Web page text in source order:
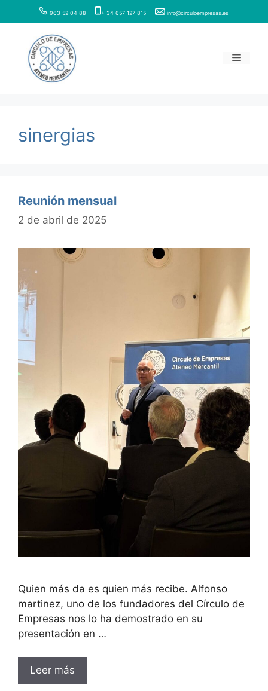
al
contenido
963 52 04 88 + 34 657 127 815 info@circuloempresas.es
Menú
sinergias
Reunión mensual
2 de abril de 2025
Quien más da es quien más recibe. Alfonso
martinez, uno de los fundadores del Círculo de
Empresas nos lo ha demostrado en su
presentación en …
Leer más